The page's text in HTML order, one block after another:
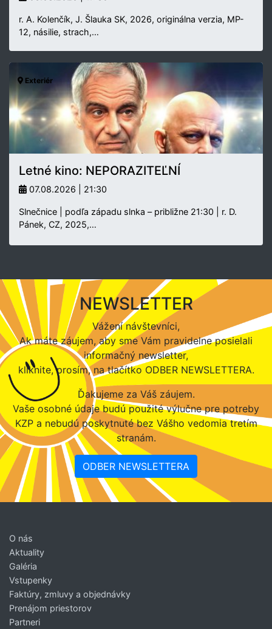
r. A. Kolenčík, J. Šlauka SK, 2026, originálna verzia, MP-
12, násilie, strach,…
Exteriér
Letné kino: NEPORAZITEĽNÍ
07.08.2026 | 21:30
Slnečnice | podľa západu slnka – približne 21:30 | r. D.
Pánek, CZ, 2025,…
NEWSLETTER
Vážení návštevníci,
Ak máte záujem, aby sme Vám pravidelne posielali
informačný newsletter,
kliknite, prosím, na tlačítko ODBER NEWSLETTERA.
Ďakujeme za Váš záujem.
Vaše osobné údaje budú použité výlučne pre potreby
KZP a nebudú poskytnuté bez Vášho vedomia tretím
stranám.
ODBER NEWSLETTERA
O nás
Aktuality
Galéria
Vstupenky
Faktúry, zmluvy a objednávky
Prenájom priestorov
Partneri